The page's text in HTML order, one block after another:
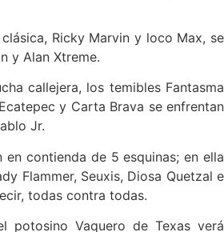
Ricky Marvin y loco Max, se
y Alan Xtreme.
callejera, los temibles Fantasma
y Carta Brava se enfrentan
Jr.
en contienda de 5 esquinas; en ella
Flammer, Seuxis, Diosa Quetzal e
todas contra todas.
potosino Vaquero de Texas verá